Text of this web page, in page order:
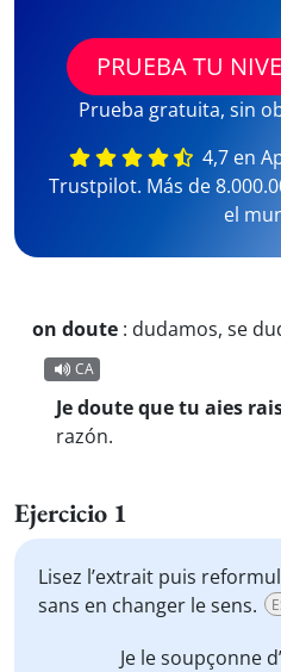
PRUEBA TU
Prueba gratuita, sin
4,7 en
Trustpilot. Más de
el
on doute : dudamos, se
CA
Je doute que tu aies
razón.
Ejercicio 1
Lisez l’extrait puis
sans en changer le sens.
Je lesoupçonne